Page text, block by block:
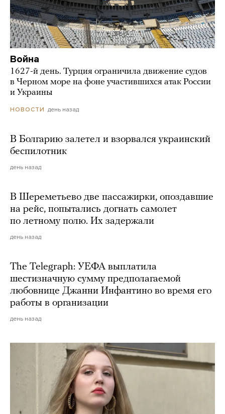
Война
1627-й день. Турция ограничила движение судов
в Черном море на фоне участившихся атак России
и Украины
НОВОСТИ день назад
В Болгарию залетел и взорвался украинский
беспилотник
день назад
В Шереметьево две пассажирки, опоздавшие
на рейс, попытались догнать самолет
по летному полю. Их задержали
день назад
The Telegraph: УЕФА выплатила
шестизначную сумму предполагаемой
любовнице Джанни Инфантино во время его
работы в организации
день назад